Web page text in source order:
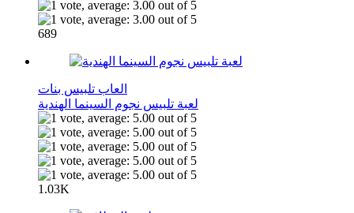
689
العاب تلبيس بنات
لعبة تلبيس نجوم السينما الهندية
1.03K